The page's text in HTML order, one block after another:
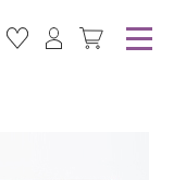
お気に入り商品
ログイン カート